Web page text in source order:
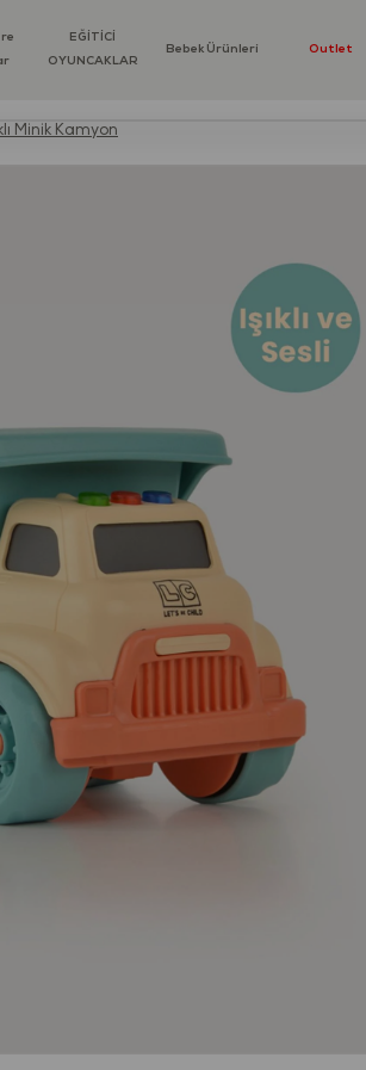
EĞİTİCİ
OYUNCAKLAR
Bebek Ürünleri Outlet
Minik Kamyon